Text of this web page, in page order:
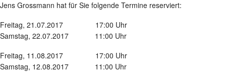
Jens Grossmann hat für Sie folgende Termine reserviert:
Freitag, 21.07.2017 17:00 Uhr
Samstag, 22.07.2017 11:00 Uhr
Freitag, 11.08.2017 17:00 Uhr
Samstag, 12.08.2017 11:00 Uhr